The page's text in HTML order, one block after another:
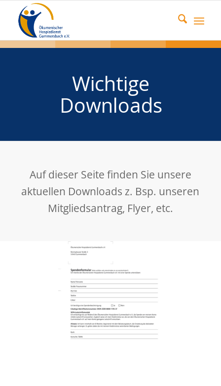
Wichtige
Downloads
Auf dieser Seite finden Sie unsere
aktuellen Downloads z. Bsp. unseren
Mitgliedsantrag, Flyer, etc.